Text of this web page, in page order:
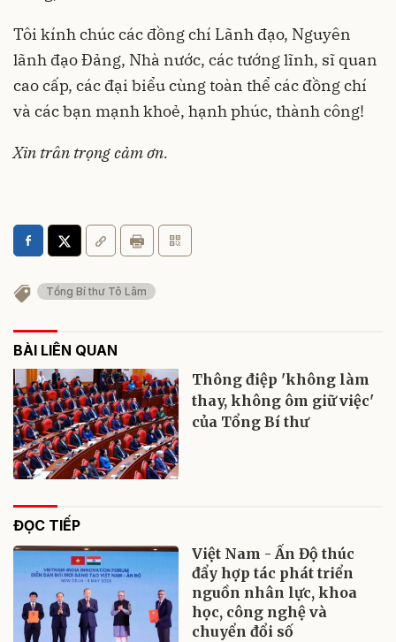
Tôi kính chúc các đồng chí Lãnh đạo, Nguyên
lãnh đạo Đảng, Nhà nước, các tướng lĩnh, sĩ quan
cao cấp, các đại biểu cùng toàn thể các đồng chí
và các bạn mạnh khoẻ, hạnh phúc, thành công!
Xin trân trọng cảm ơn.
Tổng Bí thư Tô Lâm
BÀI LIÊN QUAN
Thông điệp 'không làm
thay, không ôm giữ việc'
của Tổng Bí thư
ĐỌC TIẾP
Việt Nam - Ấn Độ thúc
đẩy hợp tác phát triển
nguồn nhân lực, khoa
học, công nghệ và
chuyển đổi số